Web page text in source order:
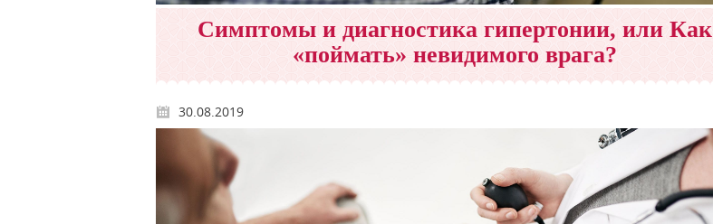
Симптомы и диагностика гипертонии, или Как
«поймать» невидимого врага?
30.08.2019